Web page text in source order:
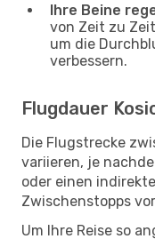
Ihre Beine
von Zeit zu
um die
verbessern.
Flugdauer
Die Flugstrecke
variieren, je
oder einen
Zwischenstopps
Um Ihre Reise so